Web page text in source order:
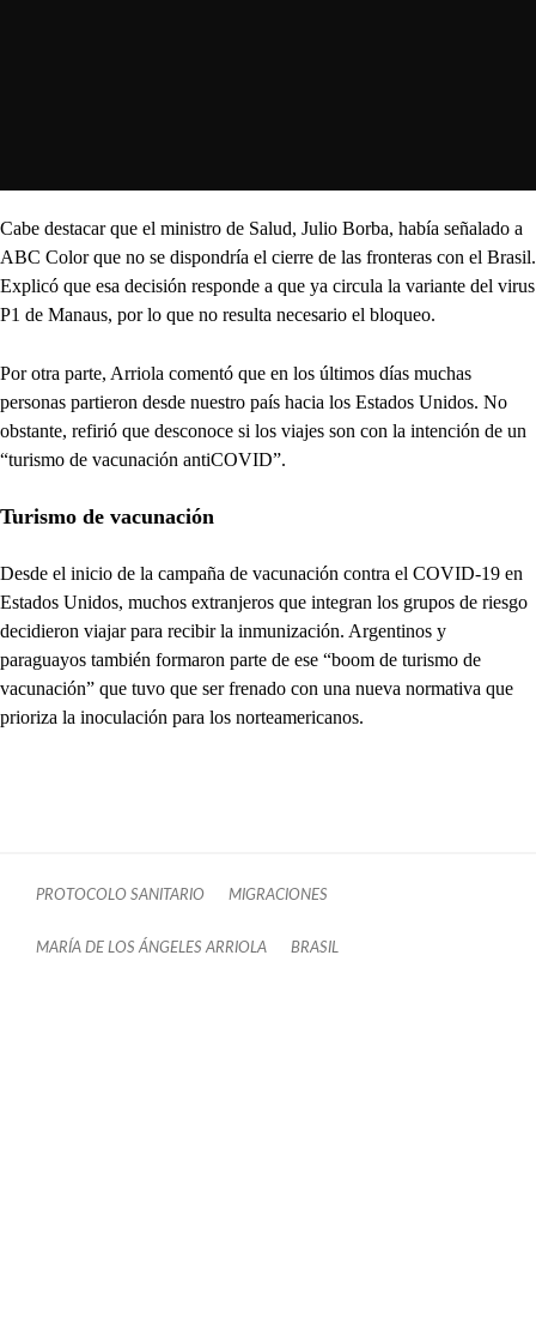
Cabe destacar que el ministro de Salud, Julio Borba, había señalado a
ABC Color que no se dispondría el cierre de las fronteras con el Brasil.
Explicó que esa decisión responde a que ya circula la variante del virus
P1 de Manaus, por lo que no resulta necesario el bloqueo.
Por otra parte, Arriola comentó que en los últimos días muchas
personas partieron desde nuestro país hacia los Estados Unidos. No
obstante, refirió que desconoce si los viajes son con la intención de un
“turismo de vacunación antiCOVID”.
Turismo de vacunación
Desde el inicio de la campaña de vacunación contra el COVID-19 en
Estados Unidos, muchos extranjeros que integran los grupos de riesgo
decidieron viajar para recibir la inmunización. Argentinos y
paraguayos también formaron parte de ese “boom de turismo de
vacunación” que tuvo que ser frenado con una nueva normativa que
prioriza la inoculación para los norteamericanos.
PROTOCOLO SANITARIO MIGRACIONES
MARÍA DE LOS ÁNGELES ARRIOLA BRASIL